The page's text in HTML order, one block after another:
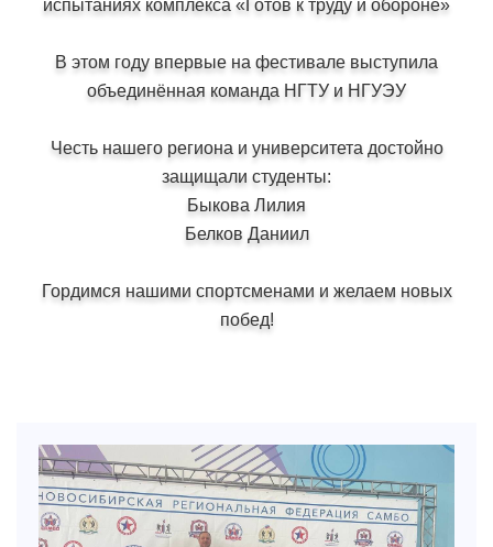
испытаниях комплекса «Готов к труду и обороне»
В этом году впервые на фестивале выступила
объединённая команда НГТУ и НГУЭУ
Честь нашего региона и университета достойно
защищали студенты:
Быкова Лилия
Белков Даниил
Гордимся нашими спортсменами и желаем новых
побед!